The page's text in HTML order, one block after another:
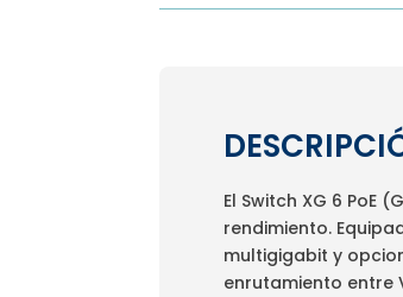
El Switch XG 6 PoE
rendimiento.
multigigabit y
enrutamiento entre